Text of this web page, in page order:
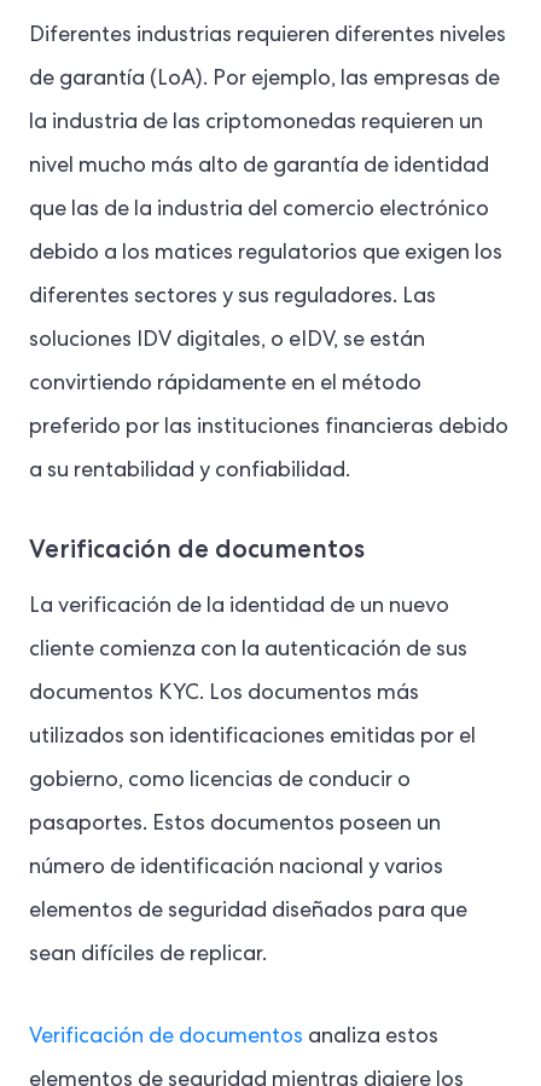
Diferentes industrias requieren diferentes niveles
de garantía (LoA). Por ejemplo, las empresas de
la industria de las criptomonedas requieren un
nivel mucho más alto de garantía de identidad
que las de la industria del comercio electrónico
debido a los matices regulatorios que exigen los
diferentes sectores y sus reguladores. Las
soluciones IDV digitales, o eIDV, se están
convirtiendo rápidamente en el método
preferido por las instituciones financieras debido
a su rentabilidad y confiabilidad.
Verificación de documentos
La verificación de la identidad de un nuevo
cliente comienza con la autenticación de sus
documentos KYC. Los documentos más
utilizados son identificaciones emitidas por el
gobierno, como licencias de conducir o
pasaportes. Estos documentos poseen un
número de identificación nacional y varios
elementos de seguridad diseñados para que
sean difíciles de replicar.
Verificación de documentos analiza estos
elementos de seguridad mientras digiere los